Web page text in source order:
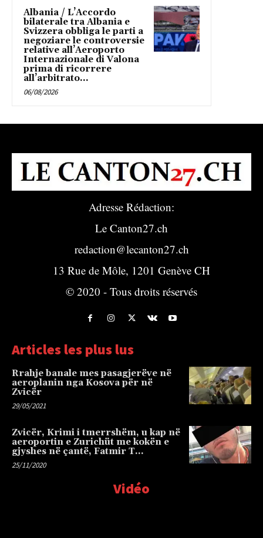
Albania / L’Accordo
bilaterale tra Albania e
Svizzera obbliga le parti a
negoziare le controversie
relative all’Aeroporto
Internazionale di Valona
prima di ricorrere
all’arbitrato...
06/08/2026
Adresse Rédaction:
Le Canton27.ch
redaction@lecanton27.ch
13 Rue de Môle, 1201 Genève CH
© 2020 - Tous droits réservés
Articles les plus lus
Rrahje banale mes pasagjerëve në
aeroplanin nga Kosova për në
Zvicër
29/05/2021
Zvicër, Krimi i tmerrshëm, u kap në
aeroportin e Zurichüt me kokën e
gjyshes në çantë, Fatmir T…
25/11/2020
Vidéo